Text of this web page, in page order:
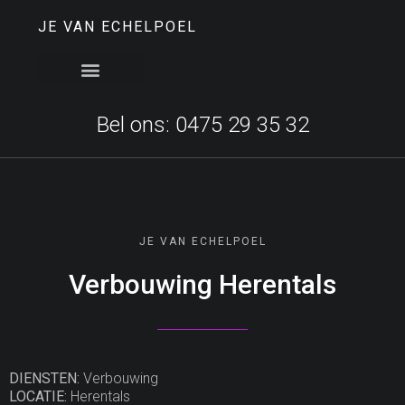
JE VAN ECHELPOEL
Bel ons: 0475 29 35 32
JE VAN ECHELPOEL
Verbouwing Herentals
DIENSTEN: Verbouwing
LOCATIE: Herentals